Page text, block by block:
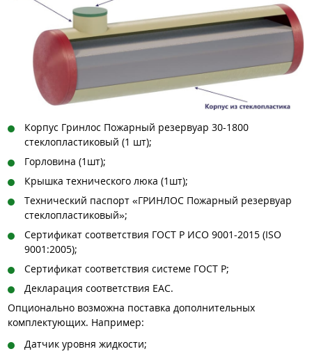
Корпус Гринлос Пожарный резервуар 30-1800
стеклопластиковый (1 шт);
Горловина (1шт);
Крышка технического люка (1шт);
Технический паспорт «ГРИНЛОС Пожарный резервуар
стеклопластиковый»;
Сертификат соответствия ГОСТ Р ИСО 9001-2015 (ISO
9001:2005);
Сертификат соответствия системе ГОСТ Р;
Декларация соответствия EAC.
Опционально возможна поставка дополнительных
комплектующих. Например:
Датчик уровня жидкости;